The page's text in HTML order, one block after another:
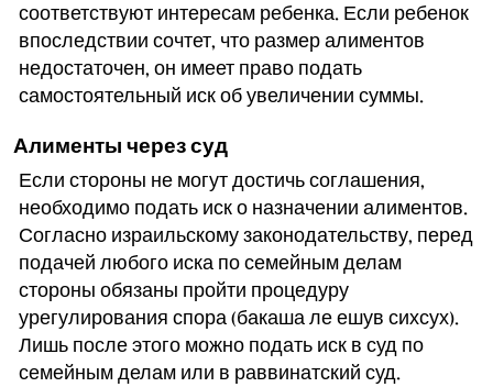
соответствуют интересам ребенка. Если ребенок
впоследствии сочтет, что размер алиментов
недостаточен, он имеет право подать
самостоятельный иск об увеличении суммы.
Алименты через суд
Если стороны не могут достичь соглашения,
необходимо подать иск о назначении алиментов.
Согласно израильскому законодательству, перед
подачей любого иска по семейным делам
стороны обязаны пройти процедуру
урегулирования спора (бакаша ле ешув сихсух).
Лишь после этого можно подать иск в суд по
семейным делам или в раввинатский суд.